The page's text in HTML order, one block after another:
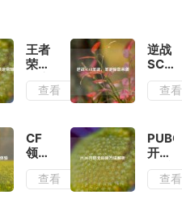
王者
荣耀
健康
与李
白共
耀征
程
查看
逆战
SCAR
圣
诞，
来袭
查看
CF
领紫
罗
兰，
查看
PUBG
开启
无后
座方
查看